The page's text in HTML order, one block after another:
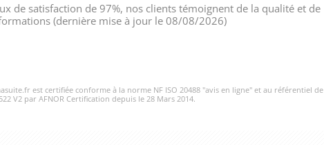
de satisfaction de 97%, nos clients témoignent de la qualité et de
(dernière mise à jour le 08/08/2026)
est certifiée conforme à la norme NF ISO 20488 "avis en ligne" et au référentiel de
V2 par AFNOR Certification depuis le 28 Mars 2014.